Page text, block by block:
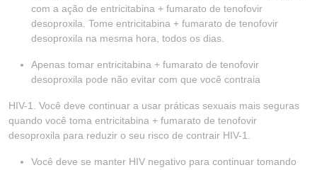
com a ação de entricitabina + fumarato de tenofovir
desoproxila. Tome entricitabina + fumarato de tenofovir
desoproxila na mesma hora, todos os dias.
Apenas tomar entricitabina + fumarato de tenofovir
desoproxila pode não evitar com que você contraia
HIV-1. Você deve continuar a usar práticas sexuais mais seguras
quando você toma entricitabina + fumarato de tenofovir
desoproxila para reduzir o seu risco de contrair HIV-1.
Você deve se manter HIV negativo para continuar tomando